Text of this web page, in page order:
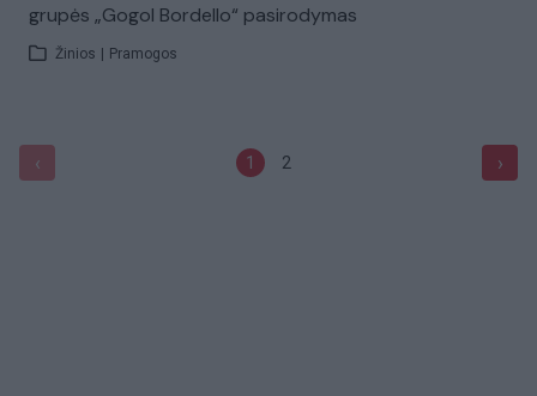
grupės „Gogol Bordello“ pasirodymas
Žinios Pramogos
‹ 1 2 ›